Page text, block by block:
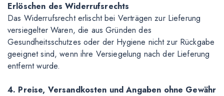
Erlöschen des Widerrufsrechts
Das Widerrufsrecht erlischt bei Verträgen zur Lieferung
versiegelter Waren, die aus Gründen des
Gesundheitsschutzes oder der Hygiene nicht zur Rückgabe
geeignet sind, wenn ihre Versiegelung nach der Lieferung
entfernt wurde.
4. Preise, Versandkosten und Angaben ohne Gewähr